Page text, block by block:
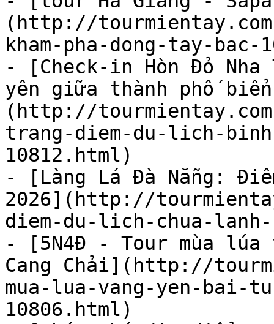
(http://
kham-pha-dong-tay-bac-
- [Check-in Hòn Đỏ
yên giữa thành phố
(http://
trang-diem-du-lich-
10812.html)
- [Làng Lá Đà Nẵng:
2026](http://
diem-du-lich-chua-
- [5N4Đ - Tour mùa lúa
Cang Chải](http://
mua-lua-vang-yen-bai-
10806.html)